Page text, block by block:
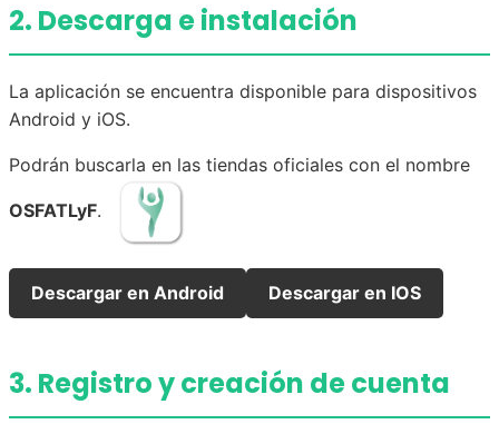
2. Descarga e instalación
La aplicación se encuentra disponible para dispositivos
Android y iOS.
Podrán buscarla en las tiendas oficiales con el nombre
OSFATLyF.
Descargar en Android Descargar en IOS
3. Registro y creación de cuenta